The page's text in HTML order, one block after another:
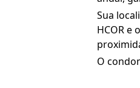
Sua
HCOR e
O